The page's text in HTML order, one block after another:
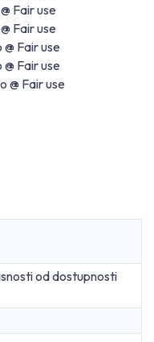
Fair use
Fair use
Fair use
Fair use
@ Fair use
od dostupnosti